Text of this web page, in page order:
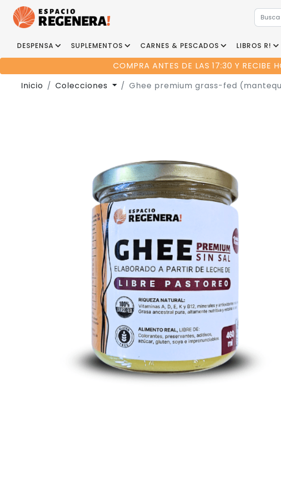
DESPENSA SUPLEMENTOS CARNES & PESCADOS LIBROS R!
COMPRA ANTES DE LAS 17:30 Y RECIBE
Inicio Colecciones Ghee premium grass-fed